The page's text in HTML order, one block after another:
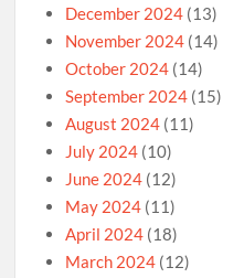
December 2024 (13)
November 2024 (14)
October 2024 (14)
September 2024 (15)
August 2024 (11)
July 2024 (10)
June 2024 (12)
May 2024 (11)
April 2024 (18)
March 2024 (12)